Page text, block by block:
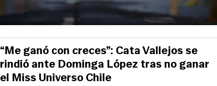
“Me ganó con creces”: Cata Vallejos se
rindió ante Dominga López tras no ganar
el Miss Universo Chile